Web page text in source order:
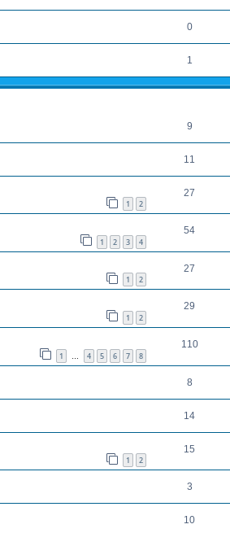
0
1
9
11
1 2
27
1 2 3 4
54
1 2
27
1 2
29
1 … 4 5 6 7 8
110
8
14
1 2
15
3
10